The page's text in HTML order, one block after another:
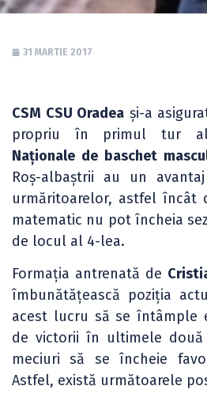
31 MARTIE 2017
CSM CSU Oradea și-a
propriu în primul tur
Naționale de baschet
Roș-albaștrii au un
urmăritoarelor, astfel încât
matematic nu pot încheia
de locul al 4-lea.
Formația antrenată de
îmbunătățească poziția
acest lucru să se întâmple
de victorii în ultimele
meciuri să se încheie
Astfel, există următoarele